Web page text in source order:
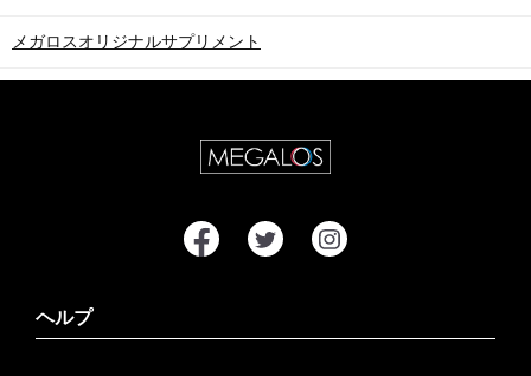
メガロスオリジナルサプリメント
ヘルプ